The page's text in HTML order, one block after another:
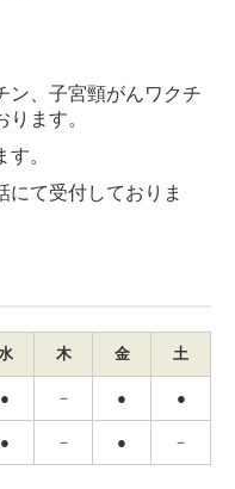
ン、子宮頸がんワクチ
ます。
。
にて受付しておりま
木 金 土
● － ● ●
● － ● －